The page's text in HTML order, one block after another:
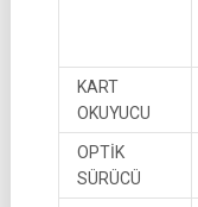
KART
OKUYUCU
OPTİK
SÜRÜCÜ